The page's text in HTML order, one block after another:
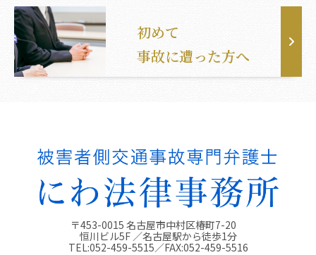
初めて
事故に遭った方へ
〒453-0015 名古屋市中村区椿町7-20
恒川ビル5F ／名古屋駅から徒歩1分
TEL:052-459-5515／FAX:052-459-5516